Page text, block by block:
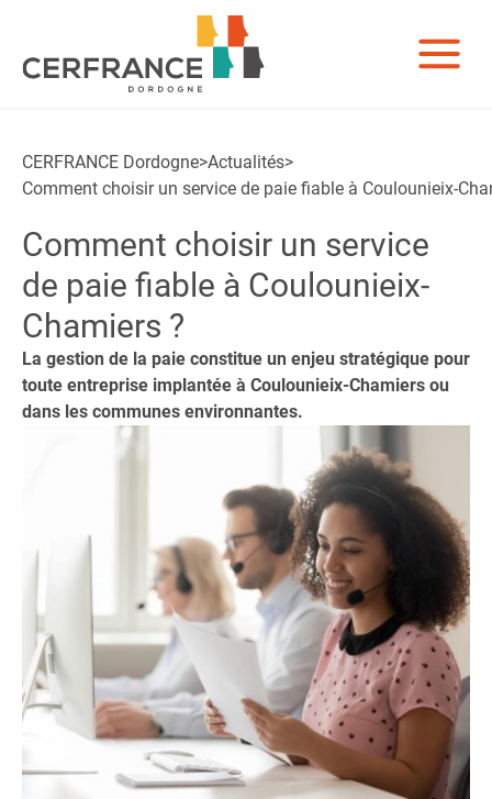
CERFRANCE Dordogne>Actualités>
Comment choisir un service de paie fiable à Coulounieix-
Comment choisir un service
de paie fiable à Coulounieix-
Chamiers ?
La gestion de la paie constitue un enjeu stratégique pour
toute entreprise implantée à Coulounieix-Chamiers ou
dans les communes environnantes.